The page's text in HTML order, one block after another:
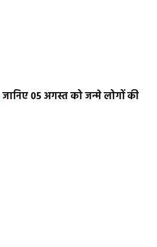
जानिए 05 अगस्त को जन्मे लोगों की